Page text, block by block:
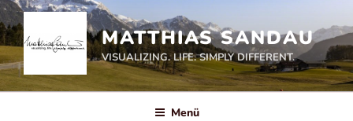
Zum
Inhalt
springen
MATTHIAS SANDAU
VISUALIZING. LIFE. SIMPLY DIFFERENT.
Menü